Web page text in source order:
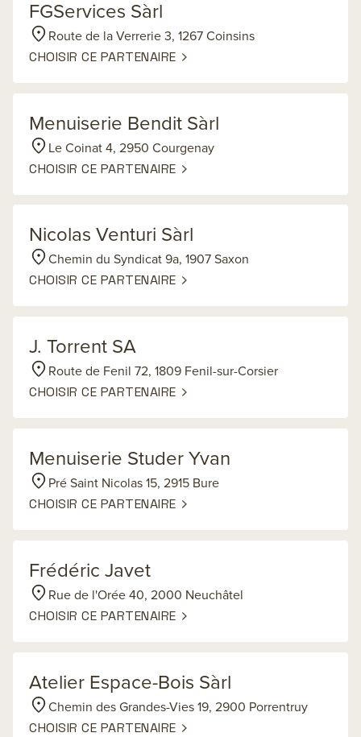
FGServices Sàrl
Route de la Verrerie 3, 1267 Coinsins
CHOISIR CE PARTENAIRE
Menuiserie Bendit Sàrl
Le Coinat 4, 2950 Courgenay
CHOISIR CE PARTENAIRE
Nicolas Venturi Sàrl
Chemin du Syndicat 9a, 1907 Saxon
CHOISIR CE PARTENAIRE
J. Torrent SA
Route de Fenil 72, 1809 Fenil-sur-Corsier
CHOISIR CE PARTENAIRE
Menuiserie Studer Yvan
Pré Saint Nicolas 15, 2915 Bure
CHOISIR CE PARTENAIRE
Frédéric Javet
Rue de l'Orée 40, 2000 Neuchâtel
CHOISIR CE PARTENAIRE
Atelier Espace-Bois Sàrl
Chemin des Grandes-Vies 19, 2900 Porrentruy
CHOISIR CE PARTENAIRE